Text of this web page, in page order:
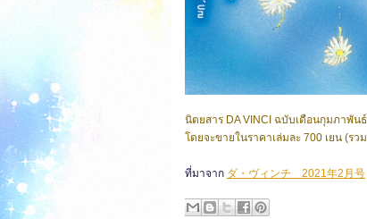
นิตยสาร DA VINCI ฉบับเดือนกุมภาพั
โดยจะขายในราคาเล่มละ 700 เยน (รว
ที่มาจาก ダ・ヴィンチ 2021年2月号